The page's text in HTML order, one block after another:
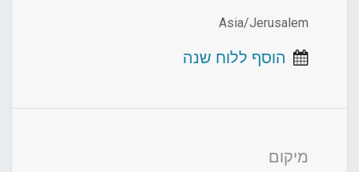
Asia/Jerusalem
הוסף ללוח שנה
מיקום